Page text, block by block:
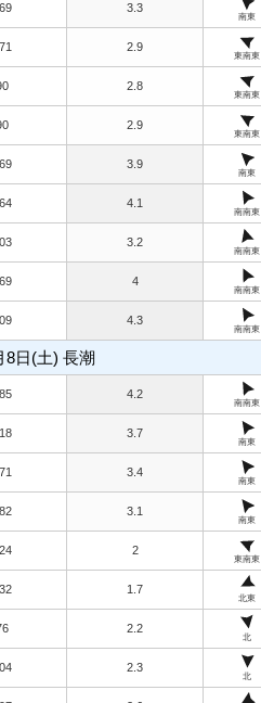
3.3
南東
2.9
東南東
2.8
東南東
2.9
東南東
3.9
南東
4.1
南南東
3.2
南南東
4
南南東
4.3
南南東
8日(土) 長潮
4.2
南南東
3.7
南東
3.4
南東
3.1
南東
2
東南東
1.7
北東
2.2
北
2.3
北